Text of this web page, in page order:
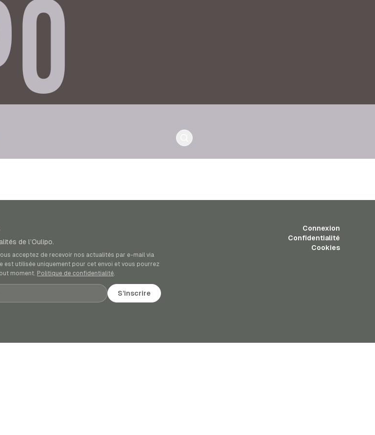
de l’Oulipo.
acceptez de recevoir nos actualités par e-mail via
est utilisée uniquement pour cet envoi et vous pourrez
moment. Politique de confidentialité.
S’inscrire
Connexion
Confidentialité
Cookies